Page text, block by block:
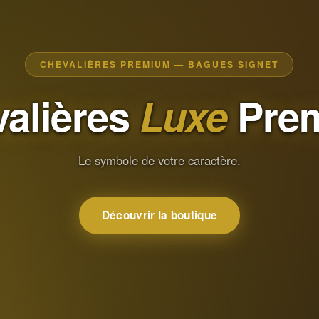
CHEVALIÈRES PREMIUM — BAGUES SIGNET
Luxe
Le symbole de votre caractère.
Découvrir la boutique